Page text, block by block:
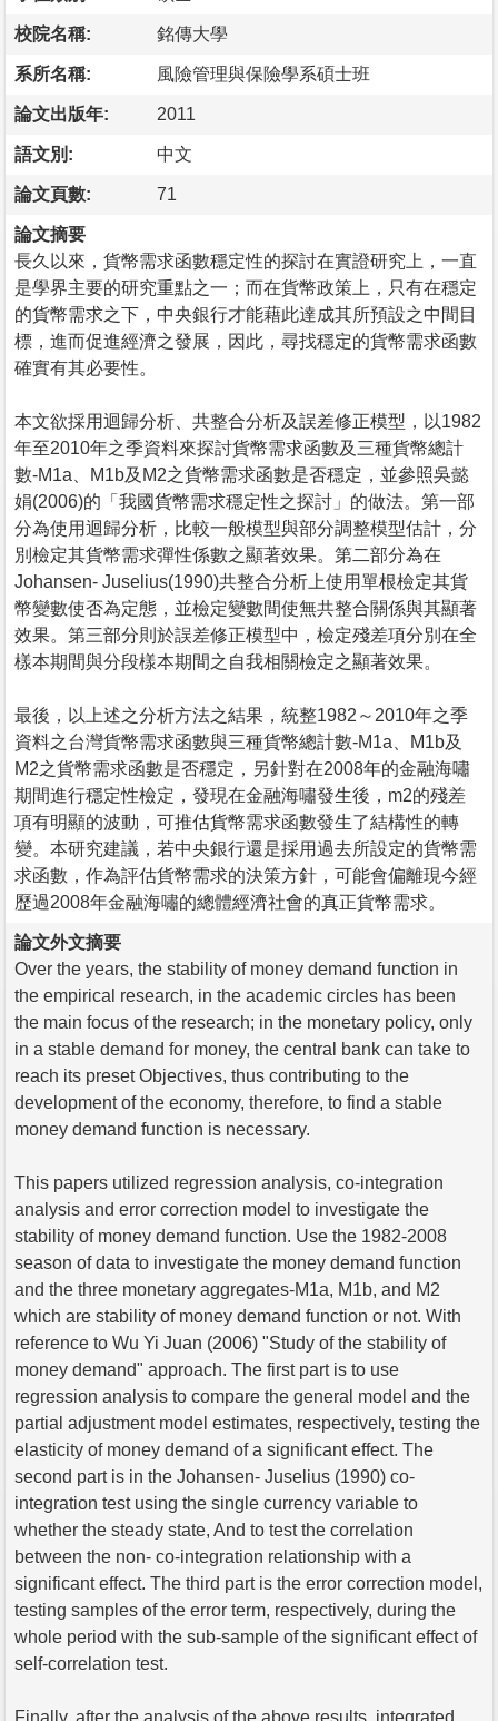
校院名稱: 銘傳大學
系所名稱: 風險管理與保險學系碩士班
論文出版年: 2011
語文別: 中文
論文頁數: 71
論文摘要
長久以來，貨幣需求函數穩定性的探討在實證研究上，一直
是學界主要的研究重點之一；而在貨幣政策上，只有在穩定
的貨幣需求之下，中央銀行才能藉此達成其所預設之中間目
標，進而促進經濟之發展，因此，尋找穩定的貨幣需求函數
確實有其必要性。
本文欲採用迴歸分析、共整合分析及誤差修正模型，以1982
年至2010年之季資料來探討貨幣需求函數及三種貨幣總計
數-M1a、M1b及M2之貨幣需求函數是否穩定，並參照吳懿
娟(2006)的「我國貨幣需求穩定性之探討」的做法。第一部
分為使用迴歸分析，比較一般模型與部分調整模型估計，分
別檢定其貨幣需求彈性係數之顯著效果。第二部分為在
Johansen- Juselius(1990)共整合分析上使用單根檢定其貨
幣變數使否為定態，並檢定變數間使無共整合關係與其顯著
效果。第三部分則於誤差修正模型中，檢定殘差項分別在全
樣本期間與分段樣本期間之自我相關檢定之顯著效果。
最後，以上述之分析方法之結果，統整1982～2010年之季
資料之台灣貨幣需求函數與三種貨幣總計數-M1a、M1b及
M2之貨幣需求函數是否穩定，另針對在2008年的金融海嘯
期間進行穩定性檢定，發現在金融海嘯發生後，m2的殘差
項有明顯的波動，可推估貨幣需求函數發生了結構性的轉
變。本研究建議，若中央銀行還是採用過去所設定的貨幣需
求函數，作為評估貨幣需求的決策方針，可能會偏離現今經
歷過2008年金融海嘯的總體經濟社會的真正貨幣需求。
論文外文摘要
Over the years, the stability of money demand function in
the empirical research, in the academic circles has been
the main focus of the research; in the monetary policy, only
in a stable demand for money, the central bank can take to
reach its preset Objectives, thus contributing to the
development of the economy, therefore, to find a stable
money demand function is necessary.
This papers utilized regression analysis, co-integration
analysis and error correction model to investigate the
stability of money demand function. Use the 1982-2008
season of data to investigate the money demand function
and the three monetary aggregates-M1a, M1b, and M2
which are stability of money demand function or not. With
reference to Wu Yi Juan (2006) "Study of the stability of
money demand" approach. The first part is to use
regression analysis to compare the general model and the
partial adjustment model estimates, respectively, testing the
elasticity of money demand of a significant effect. The
second part is in the Johansen- Juselius (1990) co-
integration test using the single currency variable to
whether the steady state, And to test the correlation
between the non- co-integration relationship with a
significant effect. The third part is the error correction model,
testing samples of the error term, respectively, during the
whole period with the sub-sample of the significant effect of
self-correlation test.
Finally, after the analysis of the above results, integrated